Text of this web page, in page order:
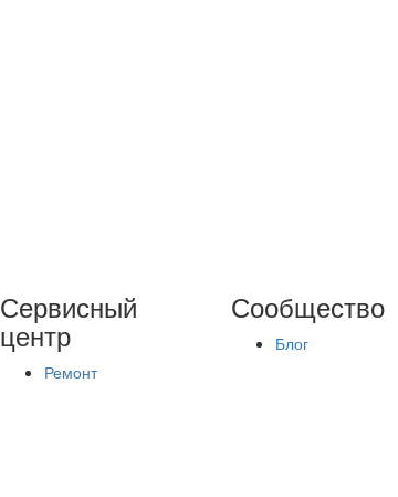
Сервисный
центр
Ремонт
Сообщество
Блог